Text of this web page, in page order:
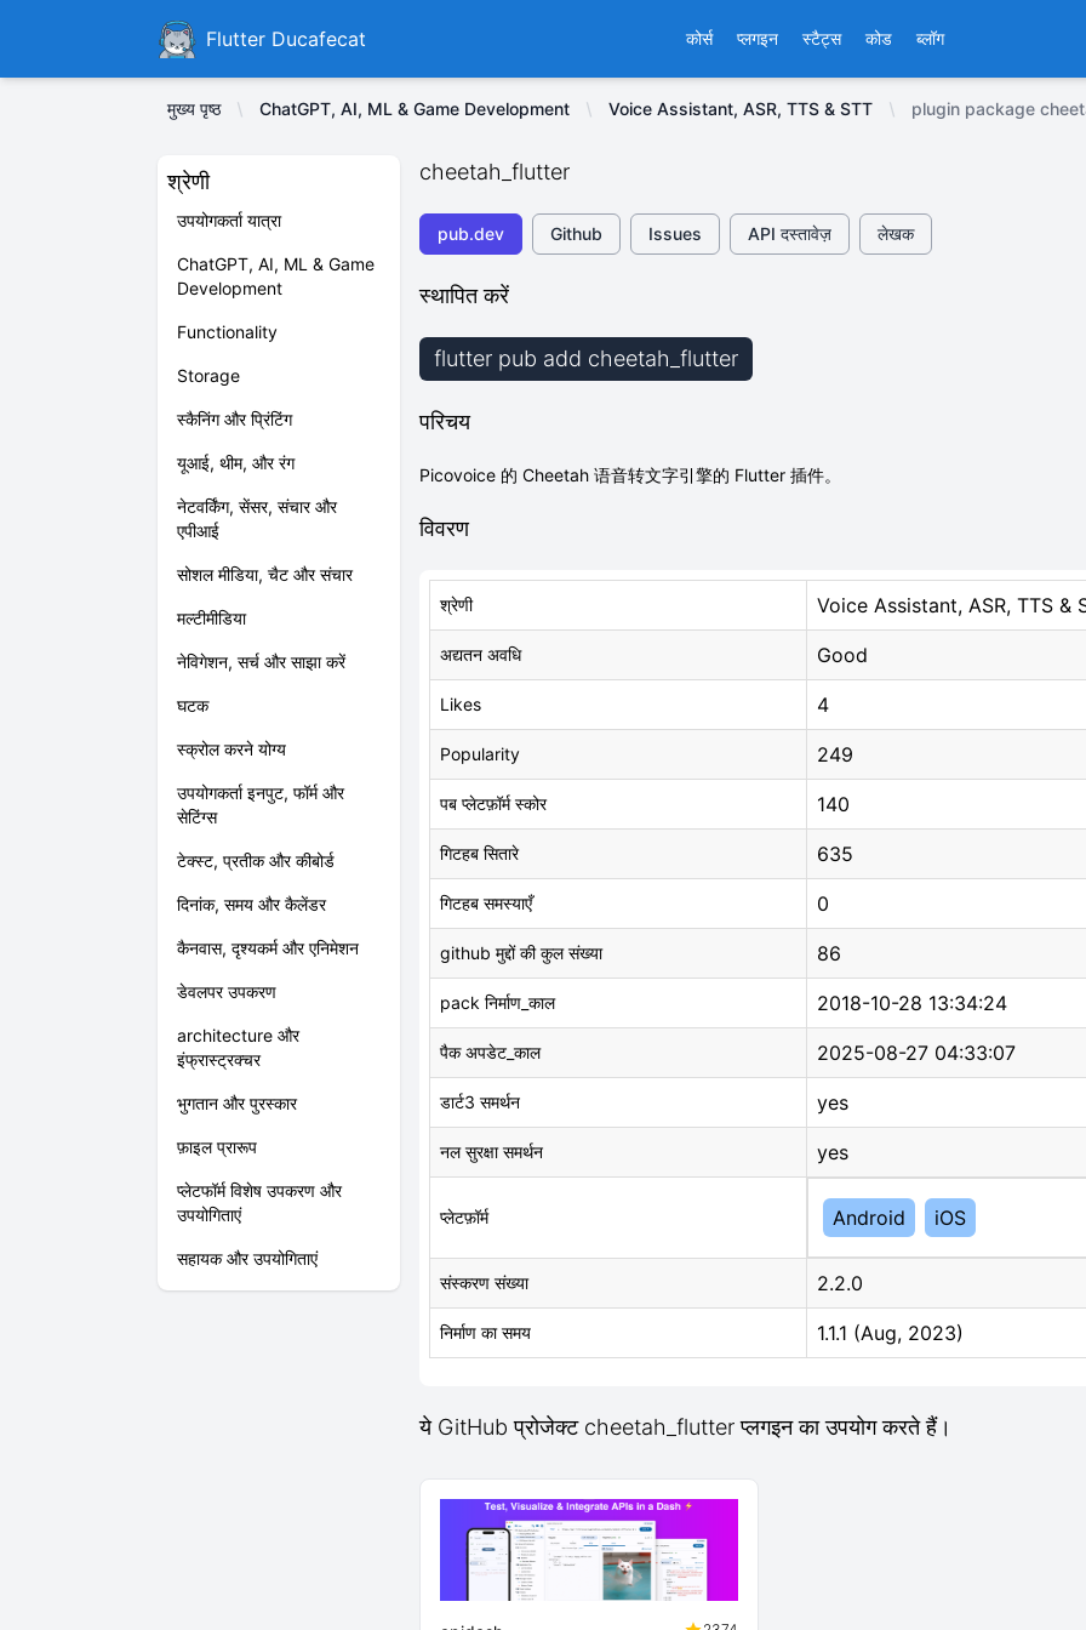
DucafecatFlutter Ducafecat कोर्स प्लगइन स्टैट्स कोड ब्लॉग
मुख्य पृष्ठ ChatGPT, AI, ML & Game Development Voice Assistant, ASR, TTS & STT plugin package
श्रेणी
उपयोगकर्ता यात्रा
ChatGPT, AI, ML & Game
Development
Functionality
Storage
स्कैनिंग और प्रिंटिंग
यूआई, थीम, और रंग
नेटवर्किंग, सेंसर, संचार और
एपीआई
सोशल मीडिया, चैट और संचार
मल्टीमीडिया
नेविगेशन, सर्च और साझा करें
घटक
स्क्रोल करने योग्य
उपयोगकर्ता इनपुट, फॉर्म और
सेटिंग्स
टेक्स्ट, प्रतीक और कीबोर्ड
दिनांक, समय और कैलेंडर
कैनवास, दृश्यकर्म और एनिमेशन
डेवलपर उपकरण
architecture और
इंफ्रास्ट्रक्चर
भुगतान और पुरस्कार
फ़ाइल प्रारूप
प्लेटफॉर्म विशेष उपकरण और
उपयोगिताएं
सहायक और उपयोगिताएं
cheetah_flutter
pub.dev Github Issues API दस्तावेज़ लेखक
स्थापित करें
flutter pub add cheetah_flutter
परिचय
Picovoice 的 Cheetah 语音转文字引擎的 Flutter 插件。
विवरण
श्रेणी Voice Assistant, ASR, TTS &
अद्यतन अवधि Good
Likes 4
Popularity 249
पब प्लेटफ़ॉर्म स्कोर 140
गिटहब सितारे 635
गिटहब समस्याएँ 0
github मुद्दों की कुल संख्या 86
pack निर्माण_काल 2018-10-28 13:34:24
पैक अपडेट_काल 2025-08-27 04:33:07
डार्ट3 समर्थन yes
नल सुरक्षा समर्थन yes
प्लेटफ़ॉर्म Android iOS
संस्करण संख्या 2.2.0
निर्माण का समय 1.1.1 (Aug, 2023)
ये GitHub प्रोजेक्ट cheetah_flutter प्लगइन का उपयोग करते हैं।